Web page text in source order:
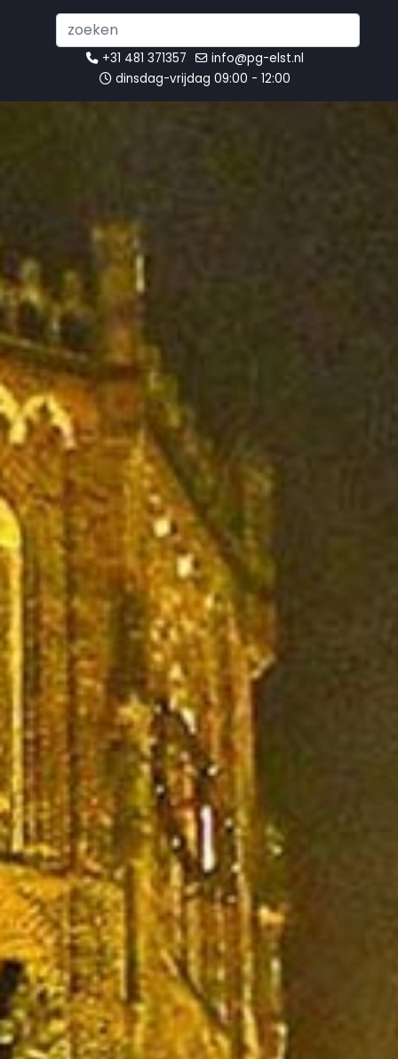
...
+31 481 371357
info@pg-elst.nl
dinsdag-vrijdag 09:00 - 12:00
U bevindt zich hier:
Onze missie
Waar wij voor staan
De Protestantse Gemeente in Elst is een gastvrije uitnodigende kerk,
een spirituele ruimte waar de verhalen van God en mensen centraal
staan.
Het geloof willen we op een creatieve manier vorm geven. We willen
mensen prikkelen, uitnodigen; een plek bieden waar een ieder met
zijn talenten terecht kan.
We komen bijeen op basis van geloof in God, die zich kenbaar
maakt in de woorden van het Oude en het Nieuwe Testament.
Er is een aantal kernwaarden waar PG Elst voor staat. Deze vinden
we in de Bijbel en de traditie. Die kernwaarden zijn:
Liefde
Recht
Vergeving.
Trouw